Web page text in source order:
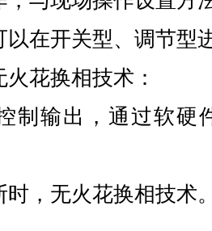
以在开关型、调节型
花换相技术：
制输出，通过软硬
时，无火花换相技术